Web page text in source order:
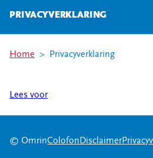
PRIVACYVERKLARING
Home Privacyverklaring
Lees voor
© OmrinColofonDisclaimer